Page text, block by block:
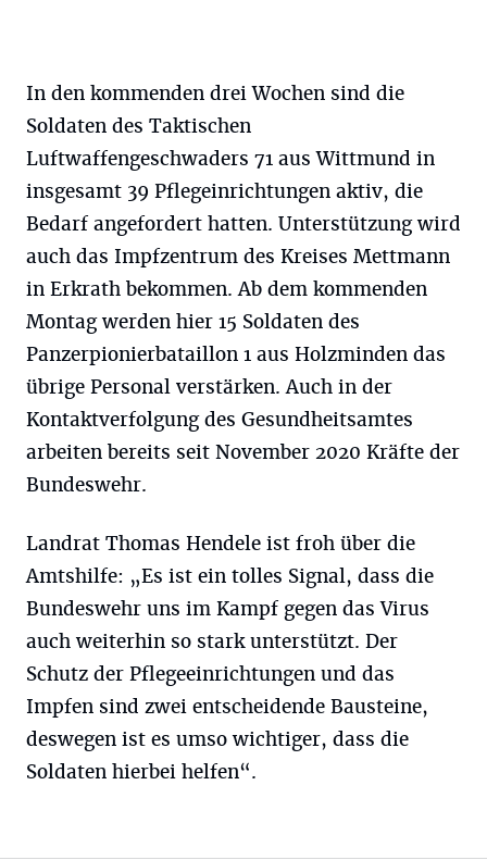
In den kommenden drei Wochen sind die
Soldaten des Taktischen
Luftwaffengeschwaders 71 aus Wittmund in
insgesamt 39 Pflegeinrichtungen aktiv, die
Bedarf angefordert hatten. Unterstützung wird
auch das Impfzentrum des Kreises Mettmann
in Erkrath bekommen. Ab dem kommenden
Montag werden hier 15 Soldaten des
Panzerpionierbataillon 1 aus Holzminden das
übrige Personal verstärken. Auch in der
Kontaktverfolgung des Gesundheitsamtes
arbeiten bereits seit November 2020 Kräfte der
Bundeswehr.
Landrat Thomas Hendele ist froh über die
Amtshilfe: „Es ist ein tolles Signal, dass die
Bundeswehr uns im Kampf gegen das Virus
auch weiterhin so stark unterstützt. Der
Schutz der Pflegeeinrichtungen und das
Impfen sind zwei entscheidende Bausteine,
deswegen ist es umso wichtiger, dass die
Soldaten hierbei helfen“.